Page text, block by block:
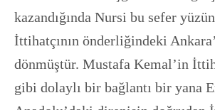
kazandığında Nursi bu sefer
İttihatçının önderliğindeki
dönmüştür. Mustafa Kemal’in
gibi dolaylı bir bağlantı bir yana